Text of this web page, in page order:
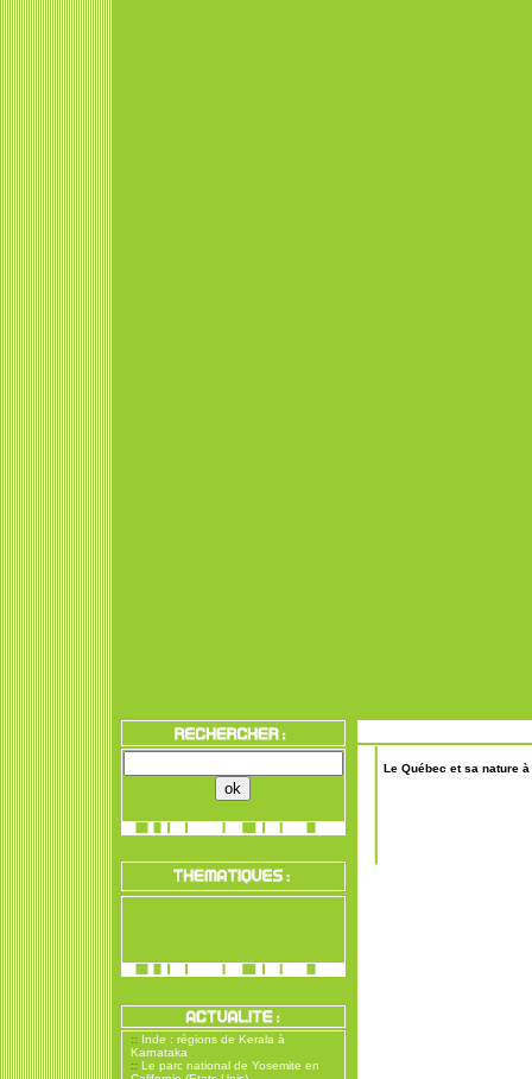
:: Inde : régions de Kerala à
Karnataka
:: Le parc national de Yosemite en
Le Québec et sa nature à